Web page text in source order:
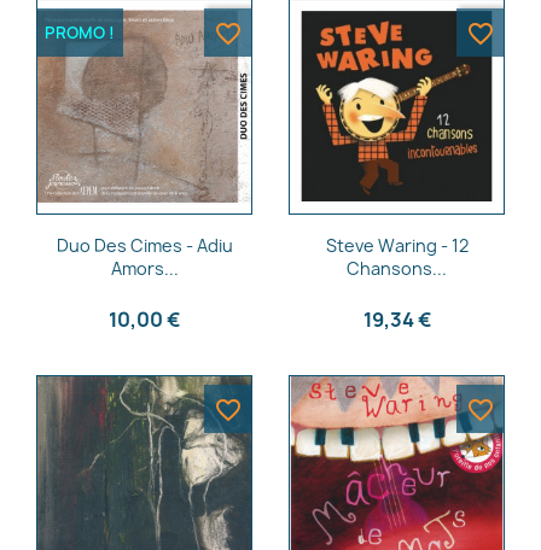
 Aperçu rapide
Duo Des Cimes - Adiu
Amors...
10,00 €
PROMO ! favorite_border
Aperçu rapide
Steve Waring - 12
Chansons...
19,34 €
favorite_border
favorite_border favorite_border
Nom de la liste d'envies
Annuler Créer une liste d'envies